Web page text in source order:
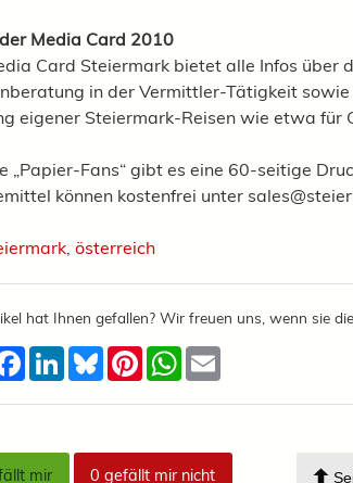
Media Card 2010
Card Steiermark bietet alle Infos über
in der Vermittler-Tätigkeit
eigener Steiermark-Reisen wie etwa für
„Papier-Fans“ gibt es eine 60-seitige
können kostenfrei unter
, österreich
hat Ihnen gefallen? Wir freuen uns, wenn sie
Facebook
LinkedInBlueskyPinterestWhatsApp
mir 0 gefällt mir nicht